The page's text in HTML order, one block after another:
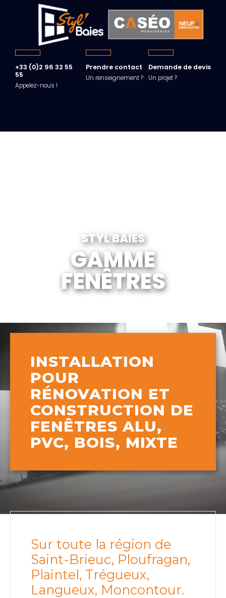
+33 (0)2 96 32 55
55
Appelez-nous !
Prendre contact
Un renseignement ?
Demande de devis
Un projet ?
STYL'BAIES
GAMME
FENÊTRES
INSTALLATION
POUR
RÉNOVATION ET
CONSTRUCTION DE
FENÊTRES ALU,
PVC, BOIS, MIXTE
Sur toute la région de
Saint-Brieuc, Ploufragan,
Plaintel, Trégueux,
Langueux, Moncontour.